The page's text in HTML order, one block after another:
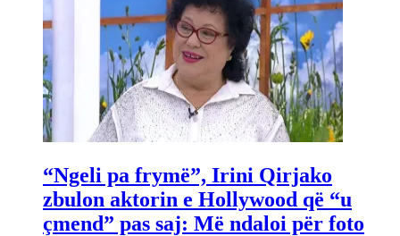
“Ngeli pa frymë”, Irini Qirjako
zbulon aktorin e Hollywood që “u
çmend” pas saj: Më ndaloi për foto